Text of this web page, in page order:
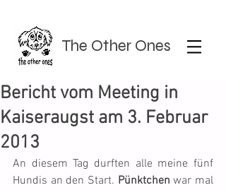
The Other Ones
Bericht vom Meeting in
Kaiseraugst am 3. Februar
2013
An diesem Tag durften alle meine fünf
Hundis an den Start. Pünktchen war mal